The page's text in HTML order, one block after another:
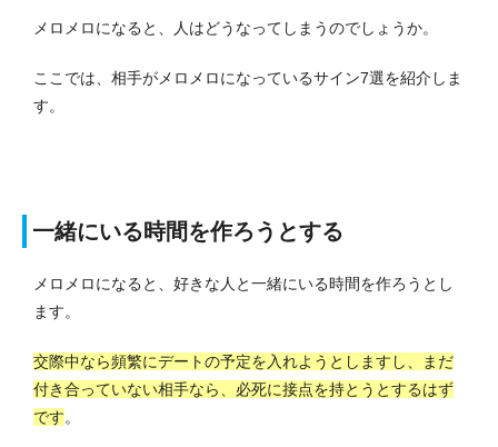
メロメロになると、人はどうなってしまうのでしょうか。
ここでは、相手がメロメロになっているサイン7選を紹介しま
す。
一緒にいる時間を作ろうとする
メロメロになると、好きな人と一緒にいる時間を作ろうとし
ます。
交際中なら頻繁にデートの予定を入れようとしますし、まだ
付き合っていない相手なら、必死に接点を持とうとするはず
です。